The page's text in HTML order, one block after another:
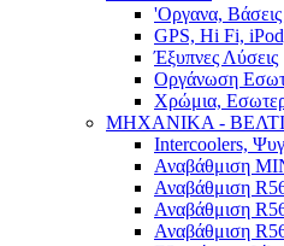
'Οργανα,
GPS, Hi Fi,
Έξυπνες Λύσεις
Οργάνωση
Χρώμια,
ΜΗΧΑΝΙΚΑ -
Intercoolers,
Αναβάθμιση
Αναβάθμιση
Αναβάθμιση
Αναβάθμιση